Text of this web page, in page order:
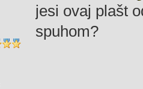
jesi ovaj plašt
spuhom?